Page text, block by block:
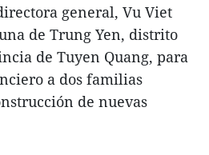
general, Vu Viet
de Trung Yen, distrito
de Tuyen Quang, para
a dos familias
de nuevas